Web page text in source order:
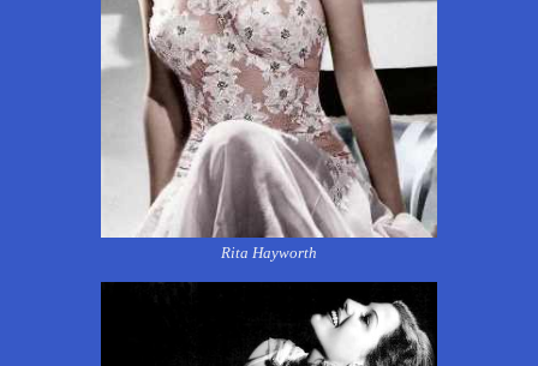
Rita Hayworth